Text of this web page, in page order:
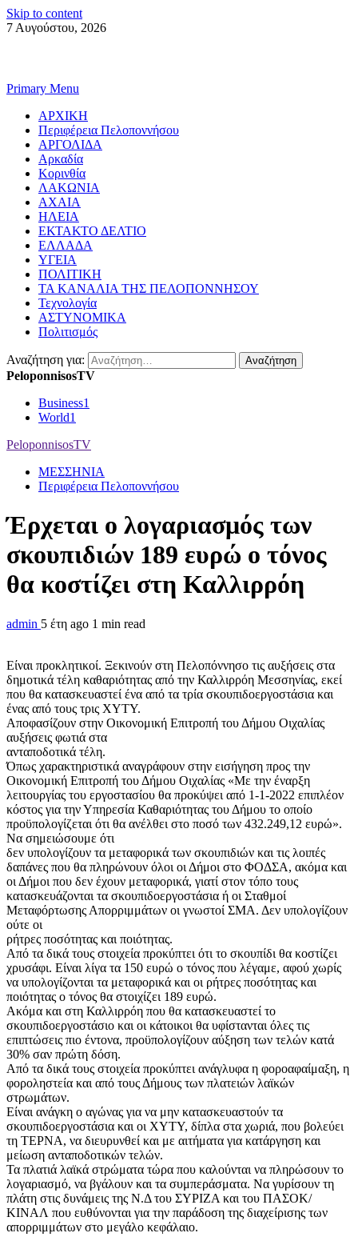
Skip to content
7 Αυγούστου, 2026
Primary Menu
ΑΡΧΙΚΗ
Περιφέρεια Πελοποννήσου
ΑΡΓΟΛΙΔΑ
Αρκαδία
Κορινθία
ΛΑΚΩΝΙΑ
ΑΧΑΙΑ
ΗΛΕΙΑ
ΕΚΤΑΚΤΟ ΔΕΛΤΙΟ
ΕΛΛΑΔΑ
ΥΓΕΙΑ
ΠΟΛΙΤΙΚΗ
ΤΑ ΚΑΝΑΛΙΑ ΤΗΣ ΠΕΛΟΠΟΝΝΗΣΟΥ
Τεχνολογία
ΑΣΤΥΝΟΜΙΚΑ
Πολιτισμός
Αναζήτηση για:
PeloponnisosTV
Business1
World1
PeloponnisosTV
ΜΕΣΣΗΝΙΑ
Περιφέρεια Πελοποννήσου
Έρχεται ο λογαριασμός των
σκουπιδιών 189 ευρώ ο τόνος
θα κοστίζει στη Καλλιρρόη
admin 5 έτη ago 1 min read
Είναι προκλητικοί. Ξεκινούν στη Πελοπόννησο τις αυξήσεις στα
δημοτικά τέλη καθαριότητας από την Καλλιρρόη Μεσσηνίας, εκεί
που θα κατασκευαστεί ένα από τα τρία σκουπιδοεργοστάσια και
ένας από τους τρις ΧΥΤΥ.
Αποφασίζουν στην Οικονομική Επιτροπή του Δήμου Οιχαλίας
αυξήσεις φωτιά στα
ανταποδοτικά τέλη.
Όπως χαρακτηριστικά αναγράφουν στην εισήγηση προς την
Οικονομική Επιτροπή του Δήμου Οιχαλίας «Με την έναρξη
λειτουργίας του εργοστασίου θα προκύψει από 1-1-2022 επιπλέον
κόστος για την Υπηρεσία Καθαριότητας του Δήμου το οποίο
προϋπολογίζεται ότι θα ανέλθει στο ποσό των 432.249,12 ευρώ».
Να σημειώσουμε ότι
δεν υπολογίζουν τα μεταφορικά των σκουπιδιών και τις λοιπές
δαπάνες που θα πληρώνουν όλοι οι Δήμοι στο ΦΟΔΣΑ, ακόμα και
οι Δήμοι που δεν έχουν μεταφορικά, γιατί στον τόπο τους
κατασκευάζονται τα σκουπιδοεργοστάσια ή οι Σταθμοί
Μεταφόρτωσης Απορριμμάτων οι γνωστοί ΣΜΑ. Δεν υπολογίζουν
ούτε οι
ρήτρες ποσότητας και ποιότητας.
Από τα δικά τους στοιχεία προκύπτει ότι το σκουπίδι θα κοστίζει
χρυσάφι. Είναι λίγα τα 150 ευρώ ο τόνος που λέγαμε, αφού χωρίς
να υπολογίζονται τα μεταφορικά και οι ρήτρες ποσότητας και
ποιότητας ο τόνος θα στοιχίζει 189 ευρώ.
Ακόμα και στη Καλλιρρόη που θα κατασκευαστεί το
σκουπιδοεργοστάσιο και οι κάτοικοι θα υφίστανται όλες τις
επιπτώσεις πιο έντονα, προϋπολογίζουν αύξηση των τελών κατά
30% σαν πρώτη δόση.
Από τα δικά τους στοιχεία προκύπτει ανάγλυφα η φοροαφαίμαξη, η
φοροληστεία και από τους Δήμους των πλατειών λαϊκών
στρωμάτων.
Είναι ανάγκη ο αγώνας για να μην κατασκευαστούν τα
σκουπιδοεργοστάσια και οι ΧΥΤΥ, δίπλα στα χωριά, που βολεύει
τη ΤΕΡΝΑ, να διευρυνθεί και με αιτήματα για κατάργηση και
μείωση ανταποδοτικών τελών.
Τα πλατιά λαϊκά στρώματα τώρα που καλούνται να πληρώσουν το
λογαριασμό, να βγάλουν και τα συμπεράσματα. Να γυρίσουν τη
πλάτη στις δυνάμεις της Ν.Δ του ΣΥΡΙΖΑ και του ΠΑΣΟΚ/
ΚΙΝΑΛ που ευθύνονται για την παράδοση της διαχείρισης των
απορριμμάτων στο μεγάλο κεφάλαιο.